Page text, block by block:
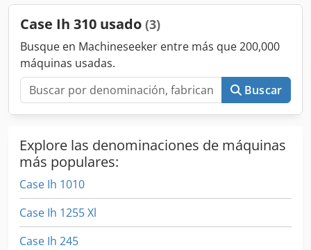
Case Ih 310 usado (3)
Busque en Machineseeker entre más que 200,000
máquinas usadas.
Buscar
Explore las denominaciones de máquinas
más populares:
Case Ih 1010
Case Ih 1255 Xl
Case Ih 245